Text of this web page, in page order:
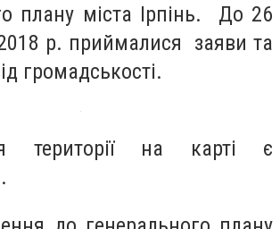
плану міста Ірпінь. До 26
р. приймалися заяви та
громадськості.
території на карті є